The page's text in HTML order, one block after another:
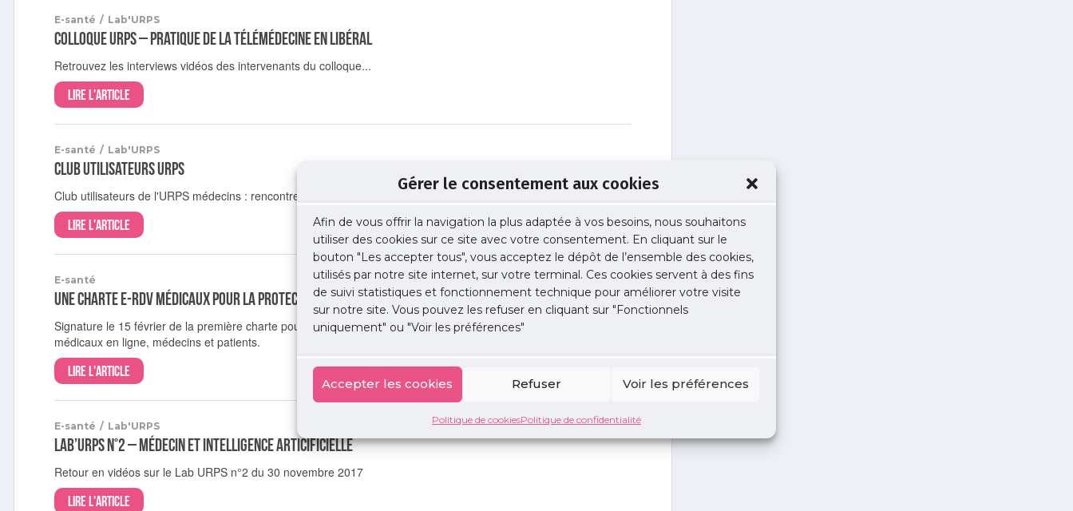
Gérer le consentement aux cookies
Afin de vous offrir la navigation la plus adaptée à vos besoins, nous souhaitons
utiliser des cookies sur ce site avec votre consentement. En cliquant sur le
bouton "Les accepter tous", vous acceptez le dépôt de l’ensemble des cookies,
utilisés par notre site internet, sur votre terminal. Ces cookies servent à des fins
de suivi statistiques et fonctionnement technique pour améliorer votre visite
sur notre site. Vous pouvez les refuser en cliquant sur "Fonctionnels
uniquement" ou "Voir les préférences"
Accepter les cookies Refuser Voir les préférences
Politique de cookiesPolitique de confidentialité
E-santé / Lab'URPS
Colloque URPS – Pratique de la télémédecine en libéral
Retrouvez les interviews vidéos des intervenants du colloque...
Lire l'article
E-santé / Lab'URPS
Club utilisateurs URPS
Club utilisateurs de l'URPS médecins : rencontrez les éditeurs de logiciel et proposez-leur des améliorations.
Lire l'article
E-santé
Une Charte e-RDV médicaux pour la protection des médecins et de leurs patients
Signature le 15 février de la première charte pour la protection des utilisateurs des plateformes de prise de RDV
médicaux en ligne, médecins et patients.
Lire l'article
E-santé / Lab'URPS
Lab’URPS n°2 – Médecin et Intelligence articificielle
Retour en vidéos sur le Lab URPS n°2 du 30 novembre 2017
Lire l'article